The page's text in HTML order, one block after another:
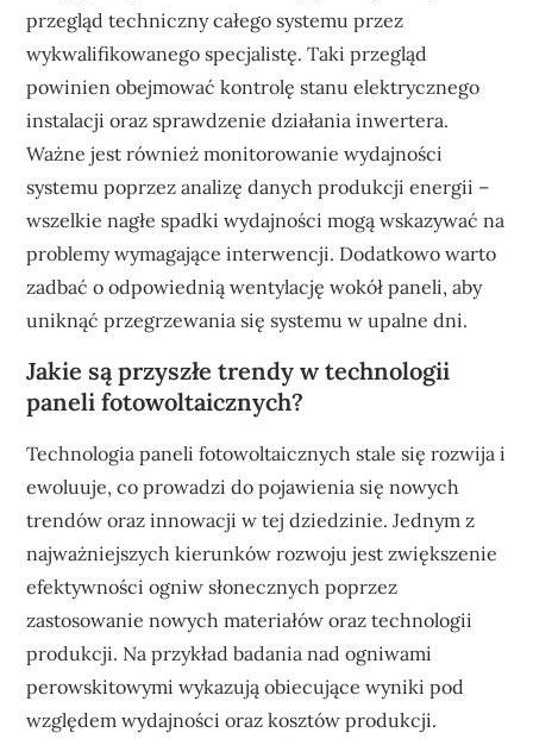
przegląd techniczny całego systemu przez
wykwalifikowanego specjalistę. Taki przegląd
powinien obejmować kontrolę stanu elektrycznego
instalacji oraz sprawdzenie działania inwertera.
Ważne jest również monitorowanie wydajności
systemu poprzez analizę danych produkcji energii –
wszelkie nagłe spadki wydajności mogą wskazywać na
problemy wymagające interwencji. Dodatkowo warto
zadbać o odpowiednią wentylację wokół paneli, aby
uniknąć przegrzewania się systemu w upalne dni.
Jakie są przyszłe trendy w technologii
paneli fotowoltaicznych?
Technologia paneli fotowoltaicznych stale się rozwija i
ewoluuje, co prowadzi do pojawienia się nowych
trendów oraz innowacji w tej dziedzinie. Jednym z
najważniejszych kierunków rozwoju jest zwiększenie
efektywności ogniw słonecznych poprzez
zastosowanie nowych materiałów oraz technologii
produkcji. Na przykład badania nad ogniwami
perowskitowymi wykazują obiecujące wyniki pod
względem wydajności oraz kosztów produkcji.